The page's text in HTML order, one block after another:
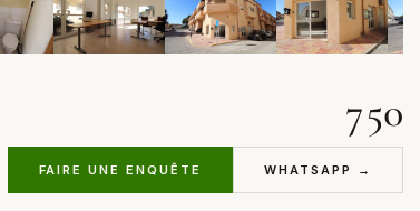
750
FAIRE UNE ENQUÊTE WHATSAPP →